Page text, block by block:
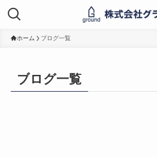
ホーム ブログ一覧
ブログ一覧